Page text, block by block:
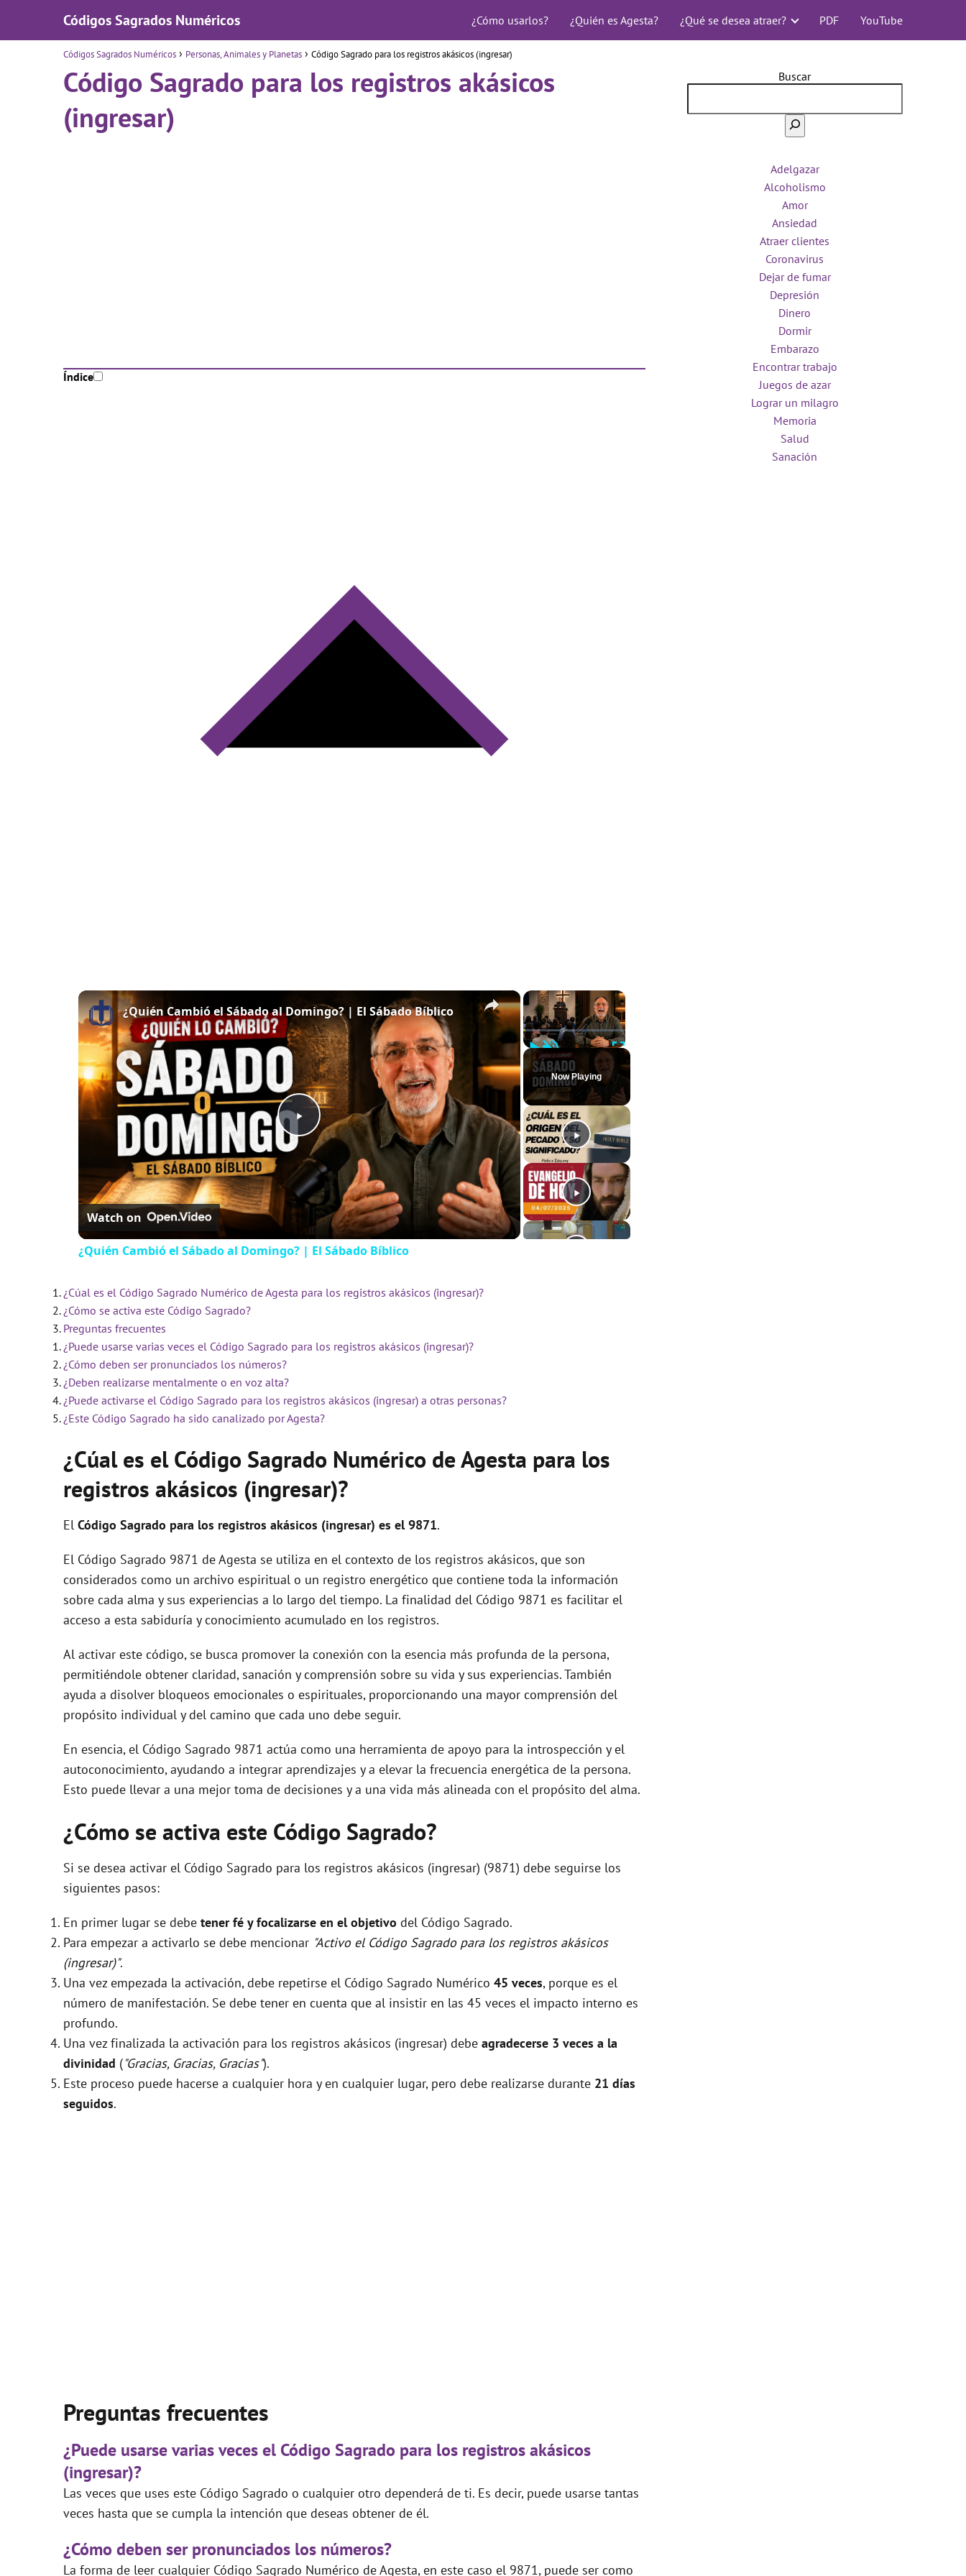
Códigos Sagrados Numéricos ¿Cómo usarlos? ¿Quién es Agesta? ¿Qué se desea atraer? PDF YouTube
Códigos Sagrados Numéricos Personas, Animales y Planetas Código Sagrado para los registros akásicos (ingresar)
Código Sagrado para los registros akásicos
(ingresar)
Índice
×
PlayUnmute Fullscreen
Now Playing
×
P
a
i
¿Quién Cambió el Sábado al Domingo? | El Sábado Bíblico
Watch on
¿Quién Cambió el Sábado al Domingo? | El Sábado Bíblico
¿Cúal es el Código Sagrado Numérico de Agesta para los registros akásicos (ingresar)?
¿Cómo se activa este Código Sagrado?
Preguntas frecuentes
¿Puede usarse varias veces el Código Sagrado para los registros akásicos (ingresar)?
¿Cómo deben ser pronunciados los números?
¿Deben realizarse mentalmente o en voz alta?
¿Puede activarse el Código Sagrado para los registros akásicos (ingresar) a otras personas?
¿Este Código Sagrado ha sido canalizado por Agesta?
¿Cúal es el Código Sagrado Numérico de Agesta para los
registros akásicos (ingresar)?
El Código Sagrado para los registros akásicos (ingresar) es el 9871.
El Código Sagrado 9871 de Agesta se utiliza en el contexto de los registros akásicos, que son
considerados como un archivo espiritual o un registro energético que contiene toda la información
sobre cada alma y sus experiencias a lo largo del tiempo. La finalidad del Código 9871 es facilitar el
acceso a esta sabiduría y conocimiento acumulado en los registros.
Al activar este código, se busca promover la conexión con la esencia más profunda de la persona,
permitiéndole obtener claridad, sanación y comprensión sobre su vida y sus experiencias. También
ayuda a disolver bloqueos emocionales o espirituales, proporcionando una mayor comprensión del
propósito individual y del camino que cada uno debe seguir.
En esencia, el Código Sagrado 9871 actúa como una herramienta de apoyo para la introspección y el
autoconocimiento, ayudando a integrar aprendizajes y a elevar la frecuencia energética de la persona.
Esto puede llevar a una mejor toma de decisiones y a una vida más alineada con el propósito del alma.
¿Cómo se activa este Código Sagrado?
Si se desea activar el Código Sagrado para los registros akásicos (ingresar) (9871) debe seguirse los
siguientes pasos:
En primer lugar se debe tener fé y focalizarse en el objetivo del Código Sagrado.
Para empezar a activarlo se debe mencionar "Activo el Código Sagrado para los registros akásicos
(ingresar)".
Una vez empezada la activación, debe repetirse el Código Sagrado Numérico 45 veces, porque es el
número de manifestación. Se debe tener en cuenta que al insistir en las 45 veces el impacto interno es
profundo.
Una vez finalizada la activación para los registros akásicos (ingresar) debe agradecerse 3 veces a la
divinidad ("Gracias, Gracias, Gracias").
Este proceso puede hacerse a cualquier hora y en cualquier lugar, pero debe realizarse durante 21 días
seguidos.
Preguntas frecuentes
¿Puede usarse varias veces el Código Sagrado para los registros akásicos
(ingresar)?
Las veces que uses este Código Sagrado o cualquier otro dependerá de ti. Es decir, puede usarse tantas
veces hasta que se cumpla la intención que deseas obtener de él.
¿Cómo deben ser pronunciados los números?
La forma de leer cualquier Código Sagrado Numérico de Agesta, en este caso el 9871, puede ser como
Buscar
Adelgazar
Alcoholismo
Amor
Ansiedad
Atraer clientes
Coronavirus
Dejar de fumar
Depresión
Dinero
Dormir
Embarazo
Encontrar trabajo
Juegos de azar
Lograr un milagro
Memoria
Salud
Sanación